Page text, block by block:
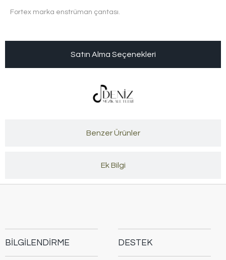
Fortex marka enstrüman çantası.
Satın Alma Seçenekleri
Benzer Ürünler
Ek Bilgi
BİLGİLENDİRME DESTEK